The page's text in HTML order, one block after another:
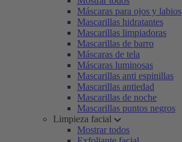
Máscaras para ojos y labios
Mascarillas hidratantes
Mascarillas limpiadoras
Mascarillas de barro
Máscaras de tela
Máscaras luminosas
Mascarillas anti espinillas
Mascarillas antiedad
Mascarillas de noche
Mascarillas puntos negros
Limpieza facial
Mostrar todos